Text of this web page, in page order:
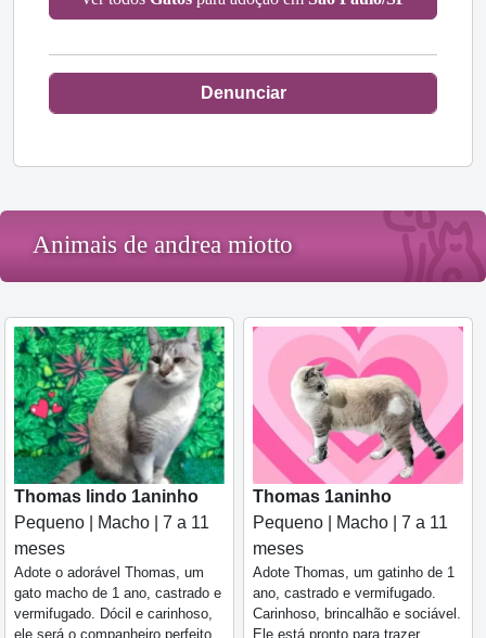
Denunciar
Animais de andrea miotto
Thomas lindo 1aninho
Pequeno | Macho | 7 a 11
meses
Adote o adorável Thomas, um
gato macho de 1 ano, castrado e
vermifugado. Dócil e carinhoso,
ele será o companheiro perfeito
Thomas 1aninho
Pequeno | Macho | 7 a 11
meses
Adote Thomas, um gatinho de 1
ano, castrado e vermifugado.
Carinhoso, brincalhão e sociável.
Ele está pronto para trazer